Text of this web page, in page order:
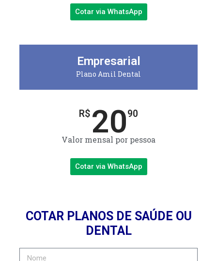
Cotar via WhatsApp
Empresarial
Plano Amil Dental
R$ 2090
Valor mensal por pessoa
Cotar via WhatsApp
COTAR PLANOS DE SAÚDE OU
DENTAL